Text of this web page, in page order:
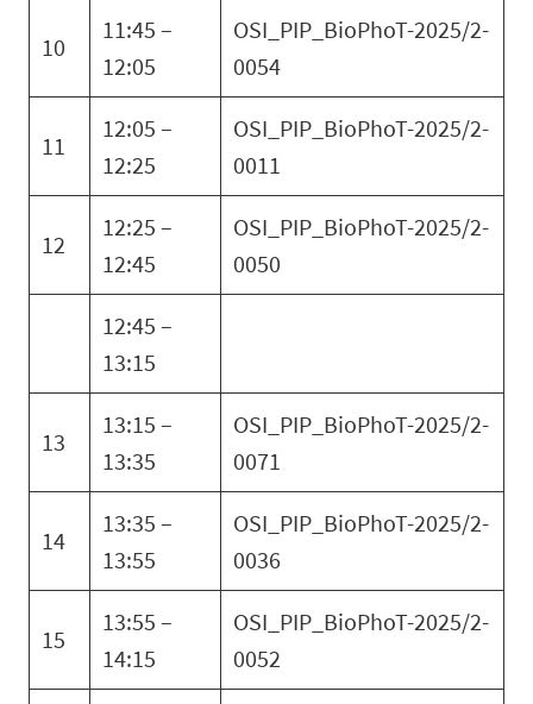
10
11:45 –
12:05
OSI_PIP_BioPhoT-2025/2-
0054
11
12:05 –
12:25
OSI_PIP_BioPhoT-2025/2-
0011
12
12:25 –
12:45
OSI_PIP_BioPhoT-2025/2-
0050
12:45 –
13:15
13
13:15 –
13:35
OSI_PIP_BioPhoT-2025/2-
0071
14
13:35 –
13:55
OSI_PIP_BioPhoT-2025/2-
0036
15
13:55 –
14:15
OSI_PIP_BioPhoT-2025/2-
0052